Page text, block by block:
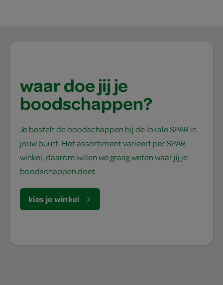
waar doe jij je
boodschappen?
Je bestelt de boodschappen bij de lokale SPAR in
jouw buurt. Het assortiment varieert per SPAR
winkel, daarom willen we graag weten waar jij je
boodschappen doet.
kies je winkel